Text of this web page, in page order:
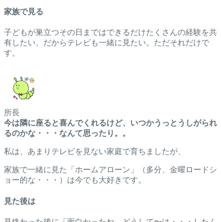
家族で見る
子どもが巣立つその日まではできるだけたくさんの経験を共
有したい、だからテレビも一緒に見たい。ただそれだけで
す。
所長
今は隣に座ると喜んでくれるけど、いつかうっとうしがられ
るのかな・・・なんて思ったり。。
私は、あまりテレビを見ない家庭で育ちましたが、
家族で一緒に見た「ホームアローン」（多分、金曜ロードシ
ョー的な・・・）は今でも大好きです。
見た後は